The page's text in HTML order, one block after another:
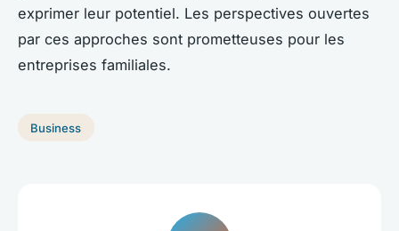
exprimer leur potentiel. Les perspectives ouvertes
par ces approches sont prometteuses pour les
entreprises familiales.
Business